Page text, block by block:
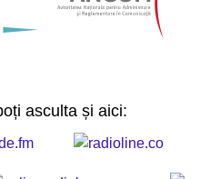
asculta și aici: